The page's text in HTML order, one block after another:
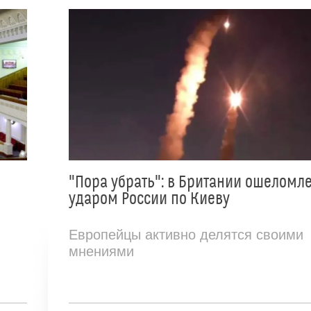
"Пора убрать": в Британии
ударом России по Киеву
Европейцы активно делятся своими
мнениями